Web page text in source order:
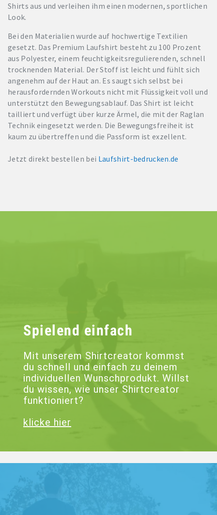
Shirts aus und verleihen ihm einen modernen, sportlichen
Look.
Bei den Materialien wurde auf hochwertige Textilien
gesetzt. Das Premium Laufshirt besteht zu 100 Prozent
aus Polyester, einem feuchtigkeitsregulierenden, schnell
trocknenden Material. Der Stoff ist leicht und fühlt sich
angenehm auf der Haut an. Es saugt sich selbst bei
herausfordernden Workouts nicht mit Flüssigkeit voll und
unterstützt den Bewegungsablauf. Das Shirt ist leicht
tailliert und verfügt über kurze Ärmel, die mit der Raglan
Technik eingesetzt werden. Die Bewegungsfreiheit ist
kaum zu übertreffen und die Passform ist exzellent.
Jetzt direkt bestellen bei Laufshirt-bedrucken.de
Spielend einfach
Mit unserem Shirtcreator kommst
du schnell und einfach zu deinem
individuellen Wunschprodukt. Willst
du wissen, wie unser Shirtcreator
funktioniert?
klicke hier